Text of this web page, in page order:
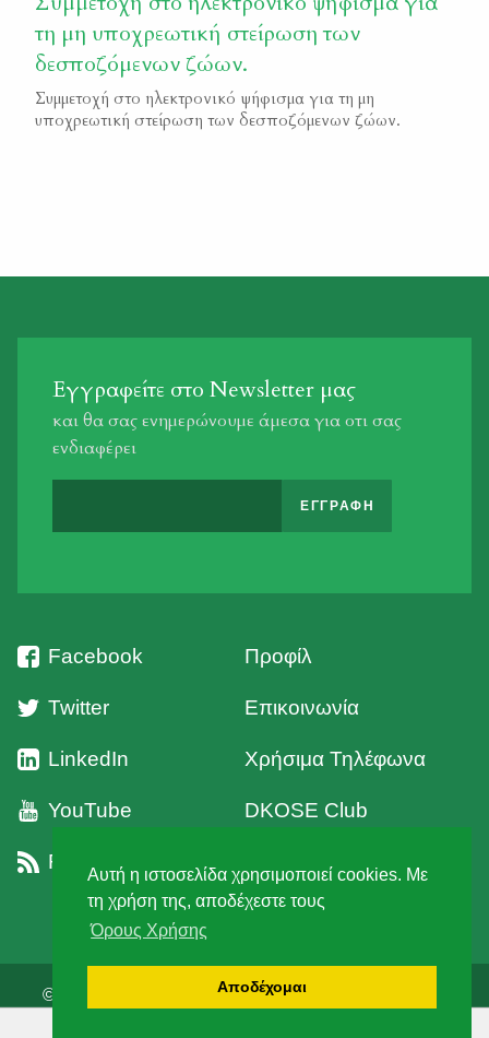
Αυτή η ιστοσελίδα χρησιμοποιεί cookies. Με
τη χρήση της, αποδέχεστε τους
Όρους Χρήσης
Αποδέχομαι
τη μη υποχρεωτική στείρωση των
δεσποζόμενων ζώων.
Συμμετοχή στο ηλεκτρονικό ψήφισμα για τη μη
υποχρεωτική στείρωση των δεσποζόμενων ζώων.
Εγγραφείτε στο Newsletter μας
και θα σας ενημερώνουμε άμεσα για οτι σας
ενδιαφέρει
Facebook
Twitter
LinkedIn
YouTube
RSS
Προφίλ
Επικοινωνία
Χρήσιμα Τηλέφωνα
DKOSE Club
Όροι Χρήσης
© 2026 Δ' Κυνηγετική Ομοσπονδία Στερεάς Ελλάδος